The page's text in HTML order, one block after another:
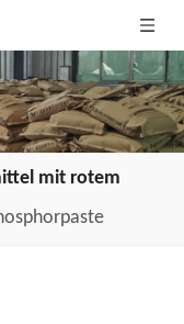
mit rotem